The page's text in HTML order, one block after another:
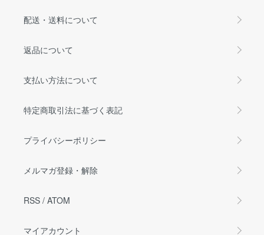
配送・送料について
返品について
支払い方法について
特定商取引法に基づく表記
プライバシーポリシー
メルマガ登録・解除
RSS / ATOM
マイアカウント